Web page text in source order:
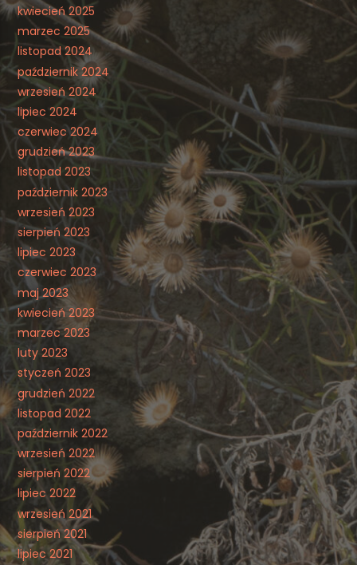
kwiecień 2025
marzec 2025
listopad 2024
październik 2024
wrzesień 2024
lipiec 2024
czerwiec 2024
grudzień 2023
listopad 2023
październik 2023
wrzesień 2023
sierpień 2023
lipiec 2023
czerwiec 2023
maj 2023
kwiecień 2023
marzec 2023
luty 2023
styczeń 2023
grudzień 2022
listopad 2022
październik 2022
wrzesień 2022
sierpień 2022
lipiec 2022
wrzesień 2021
sierpień 2021
lipiec 2021